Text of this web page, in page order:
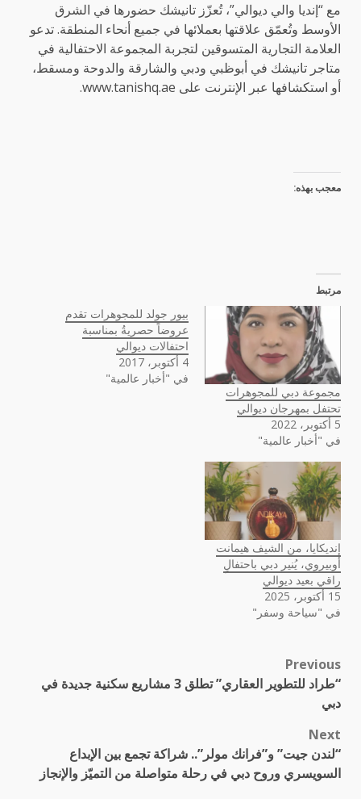
مع “إنديا والي ديوالي”، تُعزّز تانيشك حضورها في الشرق
الأوسط وتُعمّق علاقتها بعملائها في جميع أنحاء المنطقة. تدعو
العلامة التجارية المتسوقين لتجربة المجموعة الاحتفالية في
متاجر تانيشك في أبوظبي ودبي والشارقة والدوحة ومسقط،
أو استكشافها عبر الإنترنت على www.tanishq.ae.
معجب بهذه:
مرتبط
مجموعة دبي للمجوهرات
تحتفل بمهرجان ديوالي
5 أكتوبر، 2022
في "أخبار عالمية"
بيور جولد للمجوهرات تقدم
عروضاً حصريةُ بمناسبة
احتفالات ديوالي
4 أكتوبر، 2017
في "أخبار عالمية"
إنديكايا، من الشيف هيمانت
أوبيروي، يُنير دبي باحتفالٍ
راقي بعيد ديوالي
15 أكتوبر، 2025
في "سياحة وسفر"
Post
navigation
Previous
“طراد للتطوير العقاري” تطلق 3 مشاريع سكنية جديدة في
دبي
Next
“لندن جيت” و”فرانك مولر”.. شراكة تجمع بين الإبداع
السويسري وروح دبي في رحلة متواصلة من التميّز والإنجاز